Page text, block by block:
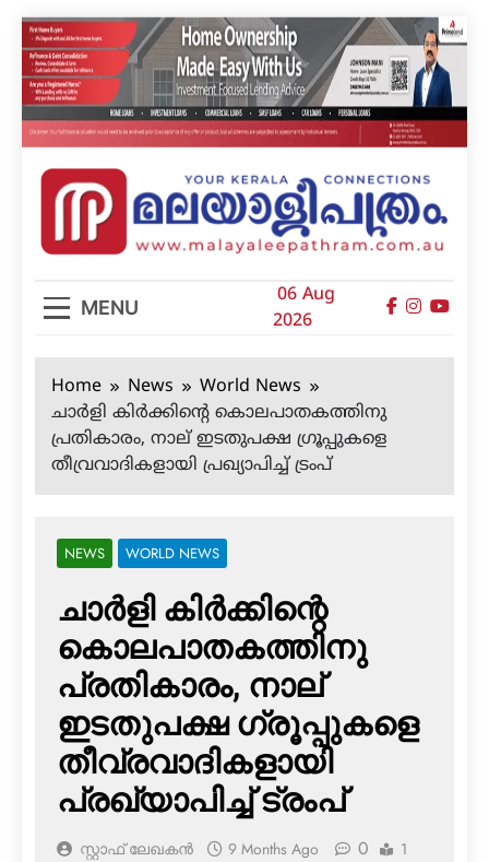
Skip
to
content
മലയാളിപത്രം
MENU
06 Aug
2026
Home News
World News
ചാര്‍ളി കിര്‍ക്കിന്റെ കൊലപാതകത്തിനു
പ്രതികാരം, നാല് ഇടതുപക്ഷ ഗ്രൂപ്പുകളെ
തീവ്രവാദികളായി പ്രഖ്യാപിച്ച് ട്രംപ്
NEWS WORLD NEWS
ചാര്‍ളി കിര്‍ക്കിന്റെ
കൊലപാതകത്തിനു
പ്രതികാരം, നാല്
ഇടതുപക്ഷ ഗ്രൂപ്പുകളെ
തീവ്രവാദികളായി
പ്രഖ്യാപിച്ച് ട്രംപ്
സ്റ്റാഫ് ലേഖകൻ 9 Months Ago 0
1